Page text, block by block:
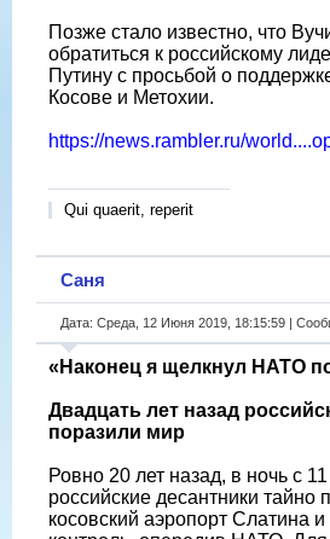
Позже стало известно, что
обратиться к российскому
Путину с просьбой о
Косове и Метохии.
https://news.rambler.ru/
Qui quaerit, reperit
Саня
Дата: Среда, 12 Июня 2019, 18:15:59 |
«Наконец я щелкнул НАТО
Двадцать лет назад
поразили мир
Ровно 20 лет назад, в ночь с
российские десантники тайно
косовский аэропорт Слатина и